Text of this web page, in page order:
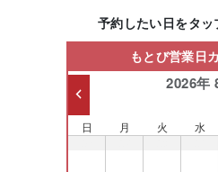
予約したい日をタ
もとび営業日
2026年
日 月 火 水